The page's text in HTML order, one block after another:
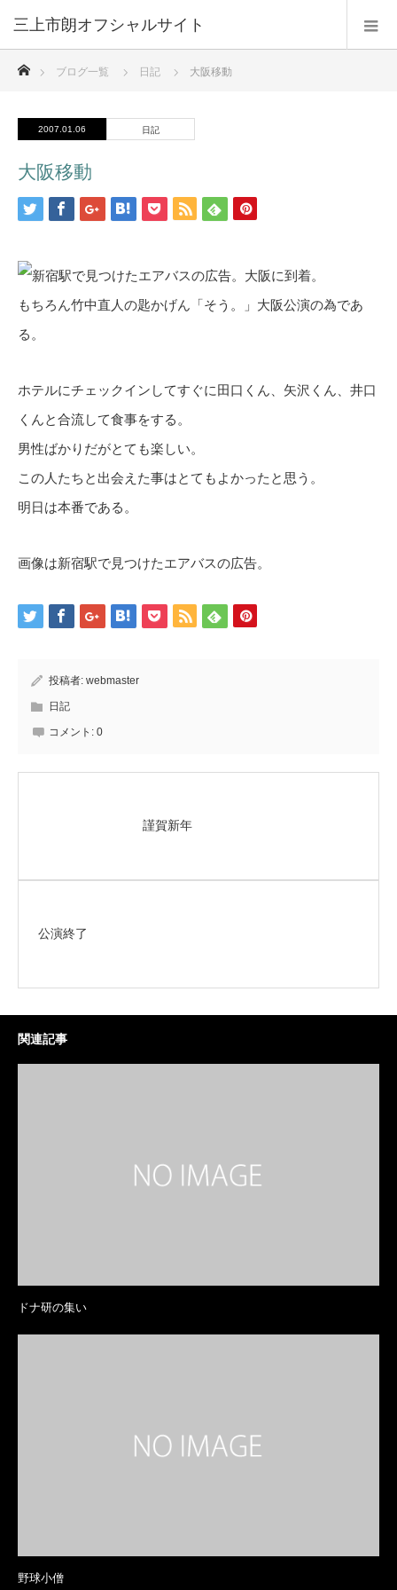
三上市朗オフシャルサイト
ブログ一覧 日記 大阪移動
2007.01.06 日記
大阪移動
大阪に到着。
もちろん竹中直人の匙かげん「そう。」大阪公演の為であ
る。
ホテルにチェックインしてすぐに田口くん、矢沢くん、井口
くんと合流して食事をする。
男性ばかりだがとても楽しい。
この人たちと出会えた事はとてもよかったと思う。
明日は本番である。
画像は新宿駅で見つけたエアバスの広告。
投稿者: webmaster
日記
コメント: 0
謹賀新年
公演終了
関連記事
ドナ研の集い
野球小僧